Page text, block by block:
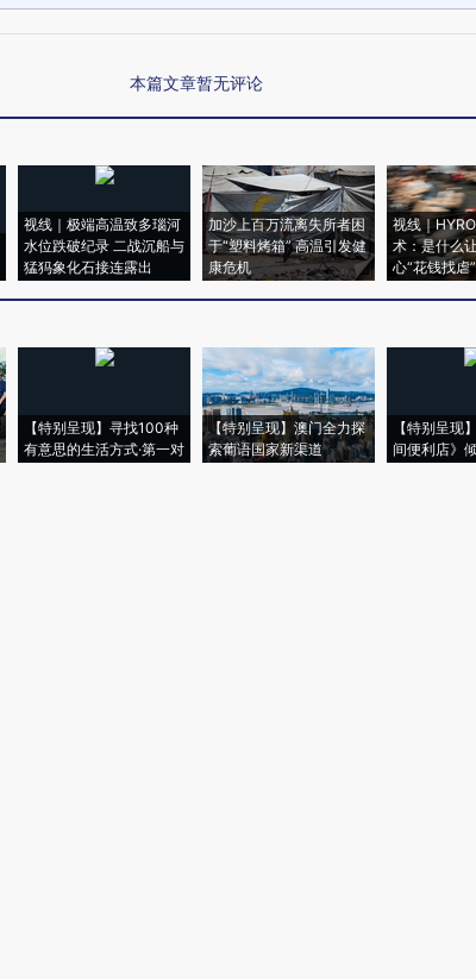
本篇文章暂无评论
视线｜极端高温致多瑙河
水位跌破纪录 二战沉船与
猛犸象化石接连露出
加沙上百万流离失所者困
于“塑料烤箱” 高温引发健
康危机
视线｜
术：是什么
心“花钱找虐
【特别呈现】寻找100种
有意思的生活方式·第一对
【特别呈现】澳门全力探
索葡语国家新渠道
【特别呈现
间便利店》